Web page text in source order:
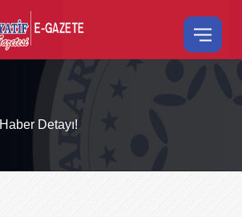
Haber Detayı!